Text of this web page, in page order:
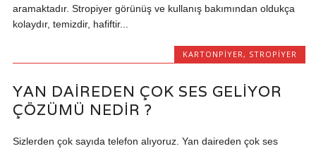
aramaktadır. Stropiyer görünüş ve kullanış bakımından oldukça
kolaydır, temizdir, hafiftir...
KARTONPIYER, STROPIYER
YAN DAIREDEN ÇOK SES GELIYOR
ÇÖZÜMÜ NEDIR ?
Sizlerden çok sayıda telefon alıyoruz. Yan daireden çok ses